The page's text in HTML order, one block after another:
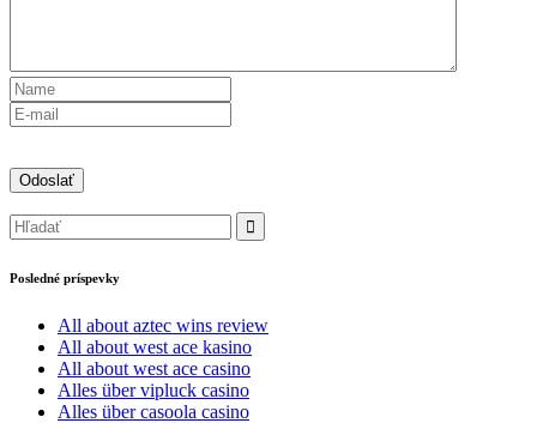
Posledné príspevky
All about aztec wins review
All about west ace kasino
All about west ace casino
Alles über vipluck casino
Alles über casoola casino